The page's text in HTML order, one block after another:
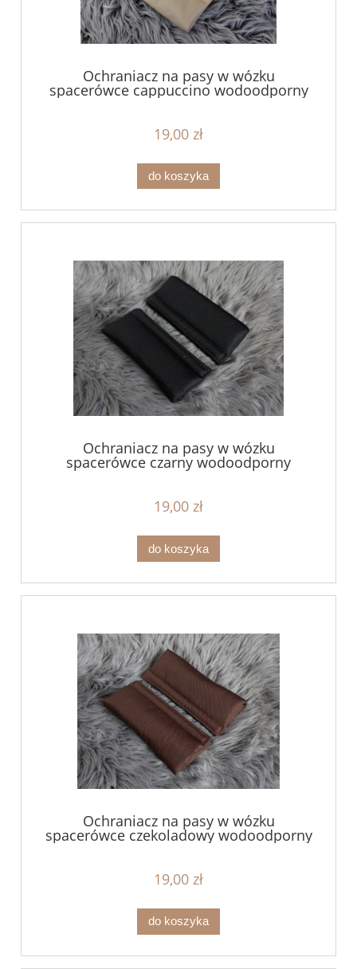
Ochraniacz na pasy w wózku
spacerówce cappuccino wodoodporny
19,00 zł
do koszyka
Ochraniacz na pasy w wózku
spacerówce czarny wodoodporny
19,00 zł
do koszyka
Ochraniacz na pasy w wózku
spacerówce czekoladowy wodoodporny
19,00 zł
do koszyka